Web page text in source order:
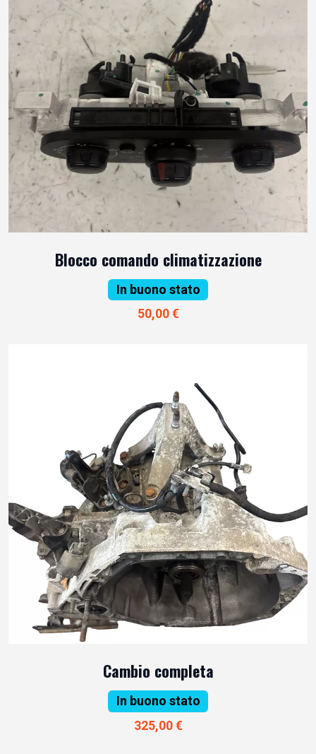
Blocco comando climatizzazione
In buono stato
50,00 €
Cambio completa
In buono stato
325,00 €